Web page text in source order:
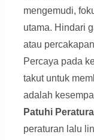
mengemudi,
utama. Hindari
atau
Percaya pada
takut untuk
adalah
Patuhi
peraturan lalu